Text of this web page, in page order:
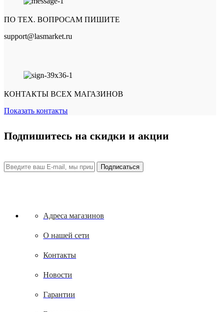
ПО ТЕХ. ВОПРОСАМ ПИШИТЕ
support@lasmarket.ru
КОНТАКТЫ ВСЕХ МАГАЗИНОВ
Показать контакты
Подпишитесь на скидки и акции
Адреса магазинов
О нашей сети
Контакты
Новости
Гарантии